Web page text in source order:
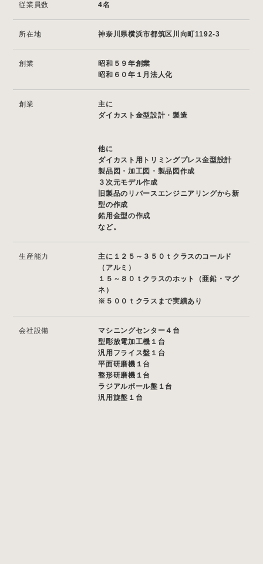
従業員数 4名
所在地 神奈川県横浜市都筑区川向町1192-3
創業
昭和５９年創業
昭和６０年１月法人化
創業
主に
ダイカスト金型設計・製造
他に
ダイカスト用トリミングプレス金型設計
製品図・加工図・製品図作成
３次元モデル作成
旧製品のリバースエンジニアリングから新
型の作成
鉛用金型の作成
など。
生産能力
主に１２５～３５０ｔクラスのコールド
（アルミ）
１５～８０ｔクラスのホット（亜鉛・マグ
ネ）
※５００ｔクラスまで実績あり
会社設備
マシニングセンター４台
型彫放電加工機１台
汎用フライス盤１台
平面研磨機１台
整形研磨機１台
ラジアルボール盤１台
汎用旋盤１台